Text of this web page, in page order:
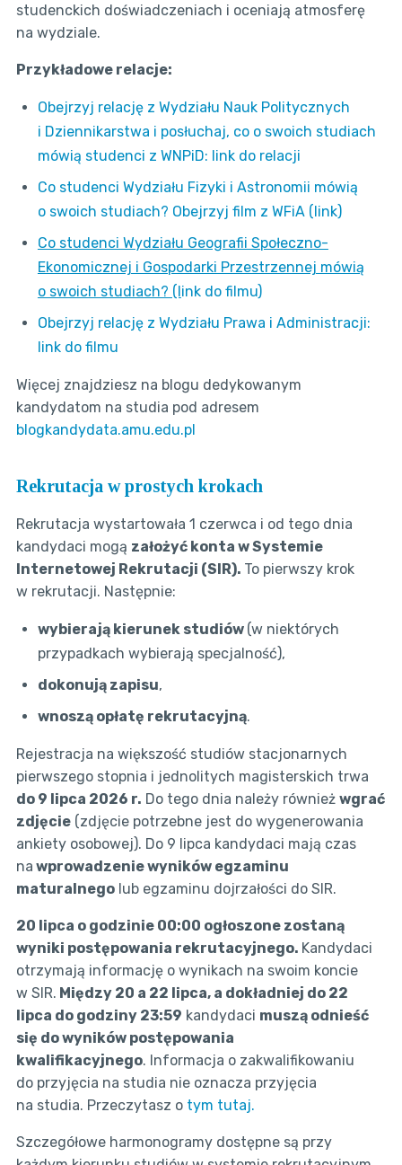
studenckich doświadczeniach i oceniają atmosferę
na wydziale.
Przykładowe relacje:
Obejrzyj relację z Wydziału Nauk Politycznych
i Dziennikarstwa i posłuchaj, co o swoich studiach
mówią studenci z WNPiD: link do relacji
Co studenci Wydziału Fizyki i Astronomii mówią
o swoich studiach? Obejrzyj film z WFiA (link)
Co studenci Wydziału Geografii Społeczno-
Ekonomicznej i Gospodarki Przestrzennej mówią
o swoich studiach? (link do filmu)
Obejrzyj relację z Wydziału Prawa i Administracji:
link do filmu
Więcej znajdziesz na blogu dedykowanym
kandydatom na studia pod adresem
blogkandydata.amu.edu.pl
Rekrutacja w prostych krokach
Rekrutacja wystartowała 1 czerwca i od tego dnia
kandydaci mogą założyć konta w Systemie
Internetowej Rekrutacji (SIR). To pierwszy krok
w rekrutacji. Następnie:
wybierają kierunek studiów (w niektórych
przypadkach wybierają specjalność),
dokonują zapisu,
wnoszą opłatę rekrutacyjną.
Rejestracja na większość studiów stacjonarnych
pierwszego stopnia i jednolitych magisterskich trwa
do 9 lipca 2026 r. Do tego dnia należy również wgrać
zdjęcie(zdjęcie potrzebne jest do wygenerowania
ankiety osobowej). Do 9 lipca kandydaci mają czas
na wprowadzenie wynikówegzaminu
maturalnegolub egzaminu dojrzałości do SIR.
20 lipca o godzinie 00:00 ogłoszone zostaną
wyniki postępowania rekrutacyjnego. Kandydaci
otrzymają informację o wynikach na swoim koncie
w SIR. Między 20 a 22 lipca,a dokładniej do 22
lipca do godziny 23:59 kandydaci muszą odnieść
się do wyników postępowania
kwalifikacyjnego. Informacja o zakwalifikowaniu
do przyjęcia na studia nie oznacza przyjęcia
na studia. Przeczytasz o tym tutaj.
Szczegółowe harmonogramy dostępne są przy